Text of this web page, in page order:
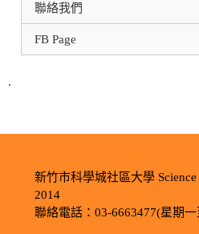
聯絡我們
FB Page
.
新竹市科學城社區大學
2014
聯絡電話：03-6663477(星期